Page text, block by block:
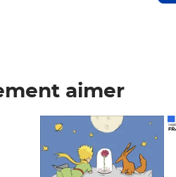
aimer
Prix 7,50€